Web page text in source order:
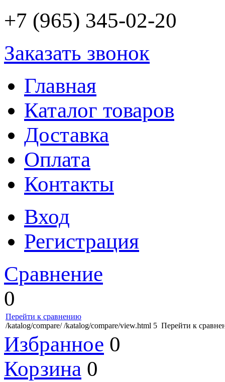
+7 (965) 345-02-20
Заказать звонок
Главная
Каталог товаров
Доставка
Оплата
Контакты
Вход
Регистрация
Сравнение
0
Перейти к сравнению
/katalog/compare/ /katalog/compare/view.html 5 Перейти к
Избранное 0
Корзина 0